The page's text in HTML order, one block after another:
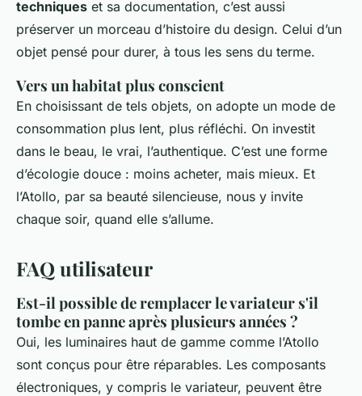
techniques et sa documentation, c’est aussi
préserver un morceau d’histoire du design. Celui d’un
objet pensé pour durer, à tous les sens du terme.
Vers un habitat plus conscient
En choisissant de tels objets, on adopte un mode de
consommation plus lent, plus réfléchi. On investit
dans le beau, le vrai, l’authentique. C’est une forme
d’écologie douce : moins acheter, mais mieux. Et
l’Atollo, par sa beauté silencieuse, nous y invite
chaque soir, quand elle s’allume.
FAQ utilisateur
Est-il possible de remplacer le variateur s'il
tombe en panne après plusieurs années ?
Oui, les luminaires haut de gamme comme l’Atollo
sont conçus pour être réparables. Les composants
électroniques, y compris le variateur, peuvent être